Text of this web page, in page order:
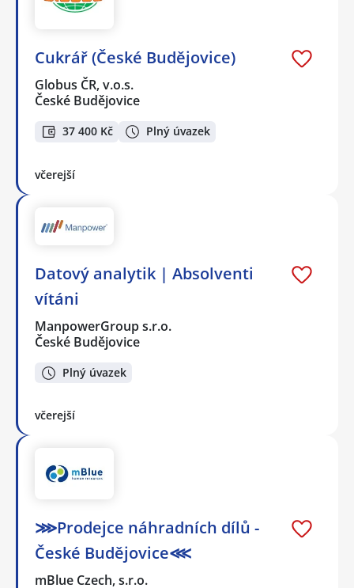
Cukrář (České Budějovice)
Globus ČR, v.o.s.
České Budějovice
37 400 Kč Plný úvazek
včerejší
Datový analytik | Absolventi
vítáni
ManpowerGroup s.r.o.
České Budějovice
Plný úvazek
včerejší
⋙Prodejce náhradních dílů -
České Budějovice⋘
mBlue Czech, s.r.o.